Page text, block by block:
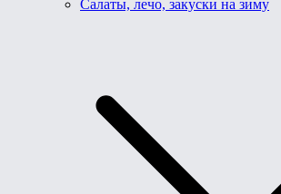
Салаты, лечо, закуски на зиму